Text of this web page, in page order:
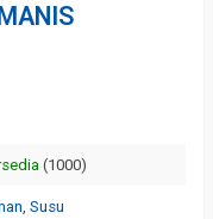
(1000)
, Susu